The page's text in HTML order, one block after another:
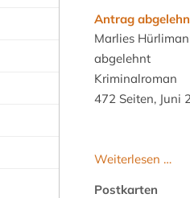
Antrag
Marlies
abgelehnt
Kriminalroman
472 Seiten, Juni
Weiterlesen …
Postkarten